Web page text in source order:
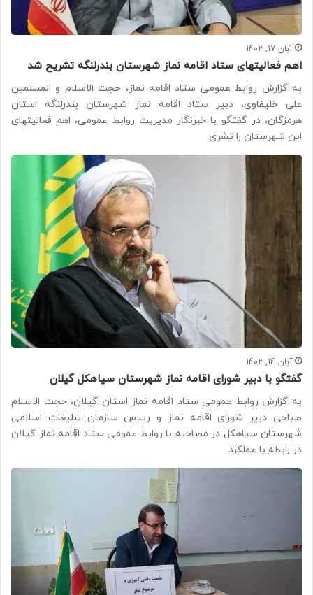
آبان 17, 1402
اهم فعالیتهای ستاد اقامه نماز شهرستان بندرلنگه تشریح شد
به گزارش روابط عمومی ستاد اقامه نماز، حجت الاسلام و المسلمین
علی خلیفاوی، دبیر ستاد اقامه نماز شهرستان بندرلنگه استان
هرمزگان، در گفتگو با خبرنگار مدیریت روابط عمومی، اهم فعالیتهای
این شهرستان را تشری
آبان 14, 1402
گفتگو با دبیر شورای اقامه نماز شهرستان سیاهکل گیلان
به گزارش روابط عمومی ستاد اقامه نماز استان گیلان، حجت الاسلام
صباحی دبیر شورای اقامه نماز و رییس سازمان تبلیغات اسلامی
شهرستان سیاهکل در مصاحبه با روابط عمومی ستاد اقامه نماز گیلان
در رابطه با عملکرد